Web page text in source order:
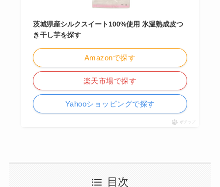
茨城県産シルクスイート100%使用 氷温熟成皮つ
き干し芋を探す
Amazonで探す
楽天市場で探す
Yahooショッピングで探す
ポチップ
目次